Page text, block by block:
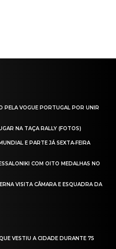
PELA VOGUE PORTUGAL POR UNIR
NA TAÇA RALLY (FOTOS)
E PARTE JÁ SEXTA‑FEIRA
COM OITO MEDALHAS NO
VISITA CÂMARA E ESQUADRA DA
VESTIU A CIDADE DURANTE 75